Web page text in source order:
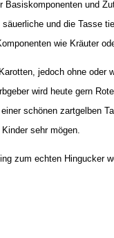
und
und die Tasse
wie Kräuter
jedoch ohne oder
wird heute gern
schönen zartgelben
sehr mögen.
zum echten Hingucker